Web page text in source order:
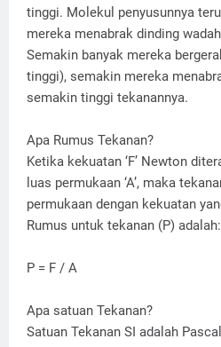
tinggi. Molekul penyusunnya
mereka menabrak dinding
Semakin banyak mereka
tinggi), semakin mereka
semakin tinggi tekanannya.
Apa Rumus Tekanan?
Ketika kekuatan ‘F’ Newton
luas permukaan ‘A’, maka
permukaan dengan kekuatan
Rumus untuk tekanan (P) adalah:
P = F / A
Apa satuan Tekanan?
Satuan Tekanan SI adalah